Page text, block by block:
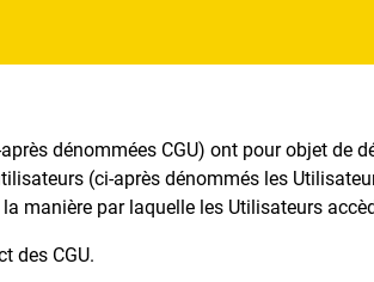
dénommées CGU) ont pour objet de
(ci-après dénommés les
manière par laquelle les Utilisateurs
des CGU.